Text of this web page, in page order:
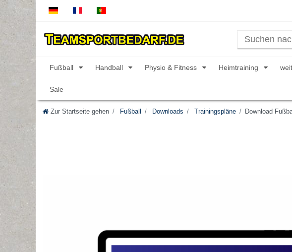
Fußball Handball Physio & Fitness Heimtraining
Sale
Zur Startseite gehen Fußball Downloads Trainingspläne Download